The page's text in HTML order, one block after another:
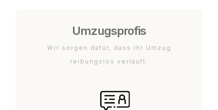
Umzugsprofis
Wir sorgen dafür, dass Ihr Umzug
reibungslos verläuft.